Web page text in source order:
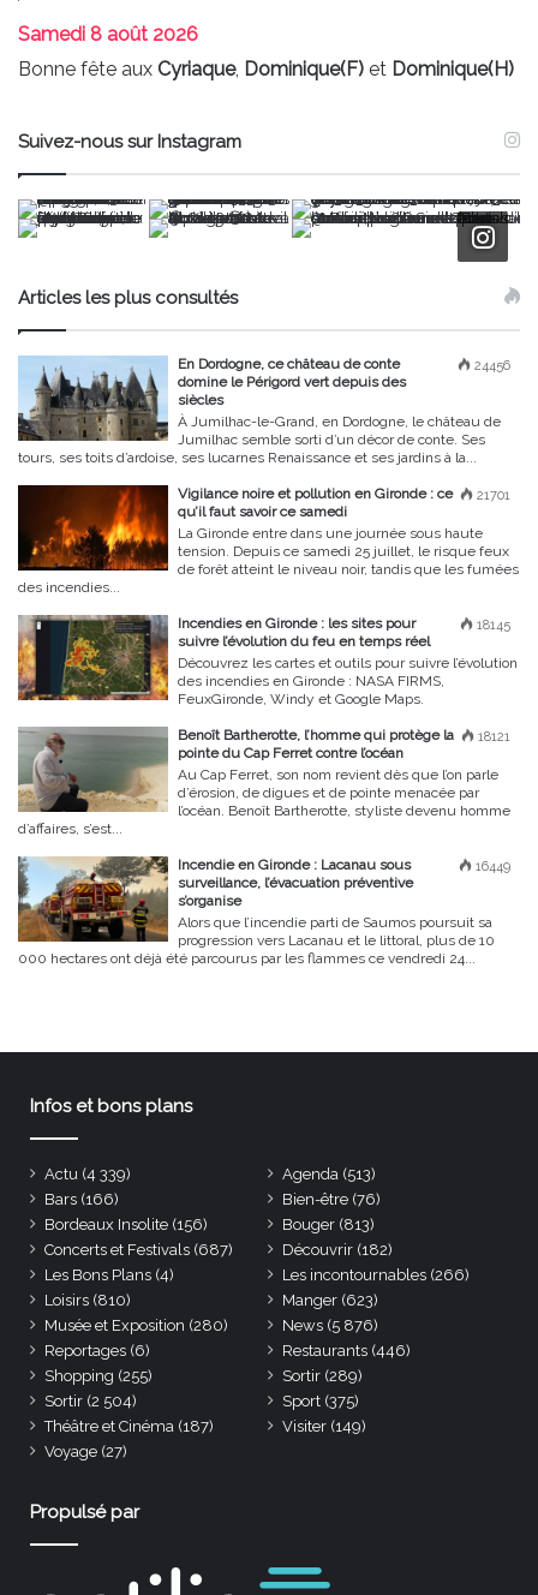
Samedi 8 août 2026
Bonne fête aux Cyriaque, Dominique(F) et Dominique(H)
Suivez-nous sur Instagram
Articles les plus consultés
24456
En Dordogne, ce château de conte
domine le Périgord vert depuis des
siècles
À Jumilhac-le-Grand, en Dordogne, le château de
Jumilhac semble sorti d’un décor de conte. Ses
tours, ses toits d’ardoise, ses lucarnes Renaissance et ses jardins à la...
21701
Vigilance noire et pollution en Gironde : ce
qu’il faut savoir ce samedi
La Gironde entre dans une journée sous haute
tension. Depuis ce samedi 25 juillet, le risque feux
de forêt atteint le niveau noir, tandis que les fumées
des incendies...
18145
Incendies en Gironde : les sites pour
suivre l’évolution du feu en temps réel
Découvrez les cartes et outils pour suivre l’évolution
des incendies en Gironde : NASA FIRMS,
FeuxGironde, Windy et Google Maps.
18121
Benoît Bartherotte, l’homme qui protège la
pointe du Cap Ferret contre l’océan
Au Cap Ferret, son nom revient dès que l’on parle
d’érosion, de digues et de pointe menacée par
l’océan. Benoît Bartherotte, styliste devenu homme
d’affaires, s’est...
16449
Incendie en Gironde : Lacanau sous
surveillance, l’évacuation préventive
s’organise
Alors que l’incendie parti de Saumos poursuit sa
progression vers Lacanau et le littoral, plus de 10
000 hectares ont déjà été parcourus par les flammes ce vendredi 24...
Infos et bons plans
Actu (4 339) Agenda (513)
Bars (166) Bien-être (76)
Bordeaux Insolite (156) Bouger (813)
Concerts et Festivals (687) Découvrir (182)
Les Bons Plans (4) Les incontournables (266)
Loisirs (810) Manger (623)
Musée et Exposition (280) News (5 876)
Reportages (6) Restaurants (446)
Shopping (255) Sortir (289)
Sortir (2 504) Sport (375)
Théâtre et Cinéma (187) Visiter (149)
Voyage (27)
Propulsé par